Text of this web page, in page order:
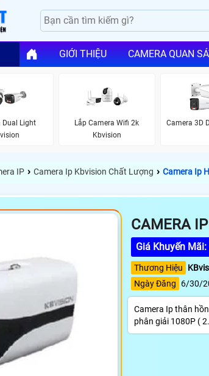
GIỚI THIỆU CAMERA QUAN
Dual Light
Lắp Camera Wifi 2k
Kbvision
Camera 3D
IP › Camera Ip Kbvision Chất Lượng › Camera Ip
CAMERA
Giá Khuyến Mãi:
Thương Hiệu
Ngày Đăng
6/30/
Camera Ip thân
phân giải 1080P (